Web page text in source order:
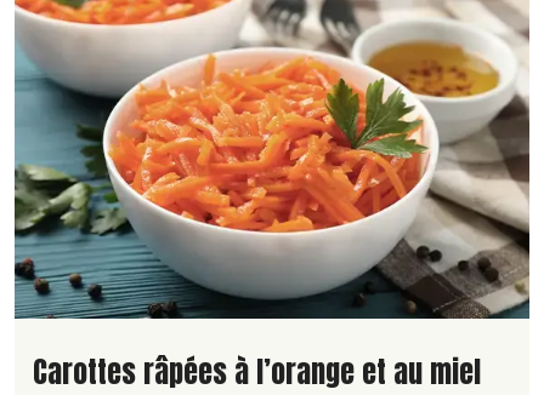
Lire la suite de la recette
Carottes râpées à l’orange et au miel